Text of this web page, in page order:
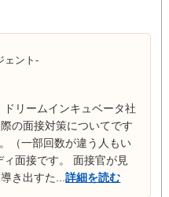
ェント-
リームインキュベータ社
の面接対策についてです
（一部回数が違う人もい
面接です。 面接官が見
き出すた...詳細を読む